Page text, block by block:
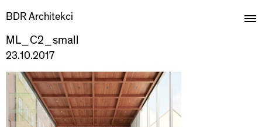
BDR Architekci
ML_C2_small
23.10.2017